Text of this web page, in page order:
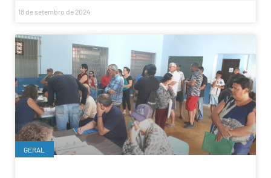
18 de setembro de 2024
GERAL